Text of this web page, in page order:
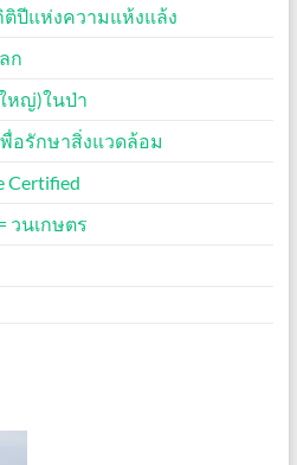
ติปีแห่งความแห้งแล้ง
ก
หญ่)ในป่า
อรักษาสิ่งแวดล้อม
Certified
วนเกษตร